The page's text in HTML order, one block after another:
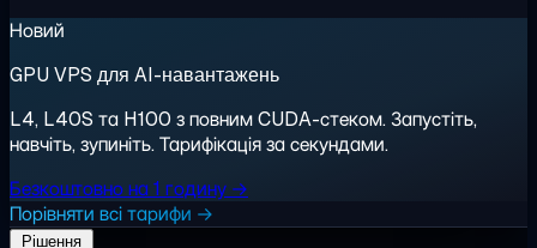
Новий
GPU VPS для AI-навантажень
L4, L40S та H100 з повним CUDA-стеком. Запустіть,
навчіть, зупиніть. Тарифікація за секундами.
Безкоштовно на 1 годину →
Порівняти всі тарифи →